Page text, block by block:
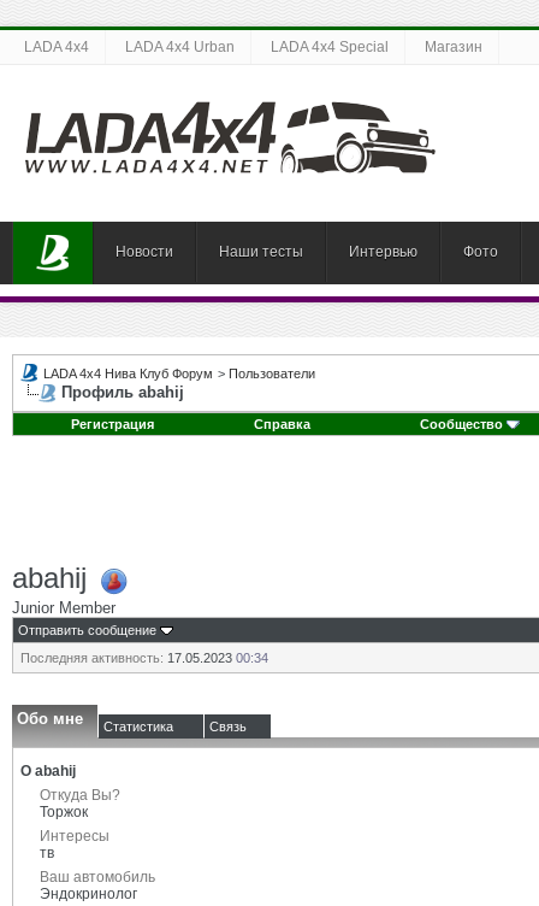
LADA 4x4 LADA 4x4 Urban LADA 4x4 Special Магазин
Новости Наши тесты Интервью Фото
LADA 4x4 Нива Клуб Форум > Пользователи
Профиль abahij
Регистрация Справка Сообщество
abahij
Junior Member
Отправить сообщение
Последняя активность: 17.05.2023 00:34
Обо мне Статистика Связь
О abahij
Откуда Вы?
Торжок
Интересы
тв
Ваш автомобиль
Эндокринолог